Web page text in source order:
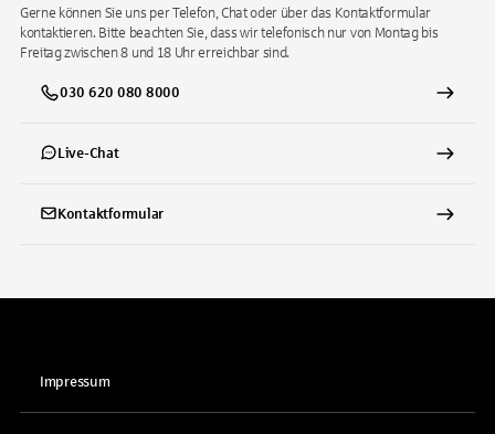
Gerne können Sie uns per Telefon, Chat oder über das Kontaktformular
kontaktieren. Bitte beachten Sie, dass wir telefonisch nur von Montag bis
Freitag zwischen 8 und 18 Uhr erreichbar sind.
030 620 080 8000
Live-Chat
Kontaktformular
Impressum